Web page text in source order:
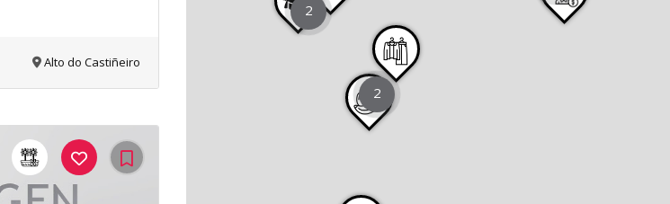
2
2
Alto do Castiñeiro
41Me